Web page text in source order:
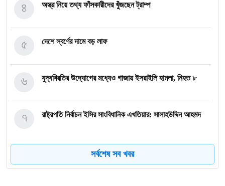
অস্ত্র নিয়ে তথ্য ফাঁসকারীদের খুঁজছেন ট্রাম্প
৪
দেশে স্বর্ণের দামে বড় লাফ
৫
যুদ্ধবিরতির উদ্যোগের মধ্যেও গাজায় ইসরাইলি হামলা, নিহত ৮
৬
রাষ্ট্রপতি নির্বাচন ইসির সাংবিধানিক এখতিয়ার: সালাহউদ্দিন আহমদ
৭
‘জুলাইয়ের লেন্স’ প্রদর্শনীতে ফুটে উঠেছে গণঅভ্যুত্থানের ভয়াবহতা
সর্বশেষ সব খবর